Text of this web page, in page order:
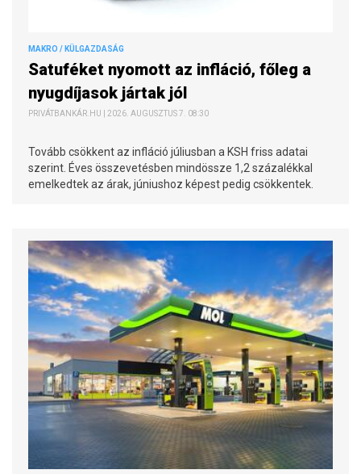
MAKRO / KÜLGAZDASÁG
Satuféket nyomott az infláció, főleg a
nyugdíjasok jártak jól
PRIVÁTBANKÁR.HU | 2026. AUGUSZTUS 7. 08:30
Tovább csökkent az infláció júliusban a KSH friss adatai
szerint. Éves összevetésben mindössze 1,2 százalékkal
emelkedtek az árak, júniushoz képest pedig csökkentek.